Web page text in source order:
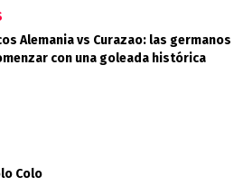
Alemania vs Curazao: las germanos
con una goleada histórica
Colo